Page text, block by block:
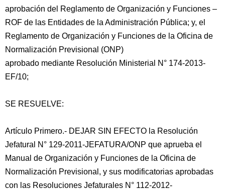
aprobación del Reglamento de Organización y Funciones –
ROF de las Entidades de la Administración Pública; y, el
Reglamento de Organización y Funciones de la Oficina de
Normalización Previsional (ONP)
aprobado mediante Resolución Ministerial N° 174-2013-
EF/10;
SE RESUELVE:
Artículo Primero.- DEJAR SIN EFECTO la Resolución
Jefatural N° 129-2011-JEFATURA/ONP que aprueba el
Manual de Organización y Funciones de la Oficina de
Normalización Previsional, y sus modificatorias aprobadas
con las Resoluciones Jefaturales N° 112-2012-